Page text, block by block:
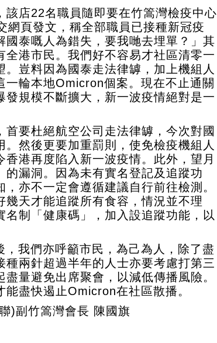
該店22名職員隨即要在竹篙灣檢疫中心
網頁發文，稱全部職員已接種新冠疫
國泰嘅人為錯失，要我哋去埋單？」其
全港市民。我們好不容易才社區清零一
豈料因為國泰走法律罅，加上機組人
一輪本地Omicron個案。現在不止通關
發規模不斷擴大，新一波疫情絕對是一
首要杜絕航空公司走法律罅，今次對國
然後更要加重罰則，使免檢疫機組人
香港再度陷入新一波疫情。此外，望月
的漏洞。因為未有實名登記及追蹤功
亦不一定會遵循建議自行前往檢測。
幾天才能追蹤所有食容，情況並不理
名制「健康碼」，加入設追蹤功能，以
我們亦呼籲市民，為己為人，除了盡
種兩針超過半年的人士亦要考慮打第三
量避免出席聚會，以減低傳播風險。
盡快遏止Omicron在社區散播。
)副竹篙灣會長 陳國旗